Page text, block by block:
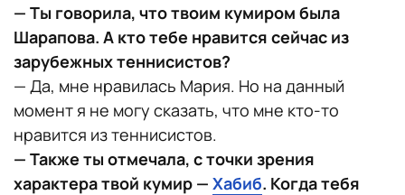
— Ты говорила, что твоим кумиром была
Шарапова. А кто тебе нравится сейчас из
зарубежных теннисистов?
— Да, мне нравилась Мария. Но на данный
момент я не могу сказать, что мне кто-то
нравится из теннисистов.
— Также ты отмечала, с точки зрения
характера твой кумир — Хабиб. Когда тебя